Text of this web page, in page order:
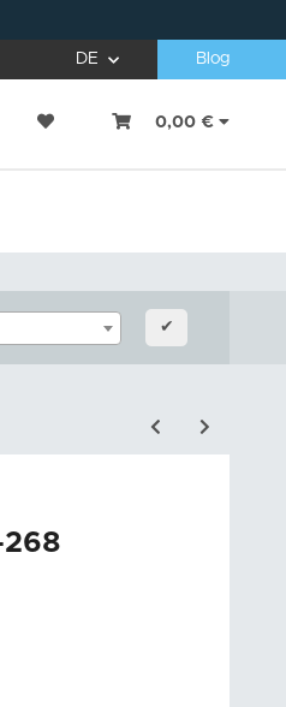
DE Blog
0,00 €
✔
268